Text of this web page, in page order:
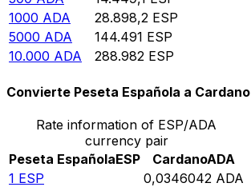
1000 ADA 28.898,2 ESP
5000 ADA 144.491 ESP
10.000 ADA 288.982 ESP
Convierte Peseta Española a Cardano
Rate information of ESP/ADA
currency pair
Peseta EspañolaESP CardanoADA
1 ESP 0,0346042 ADA